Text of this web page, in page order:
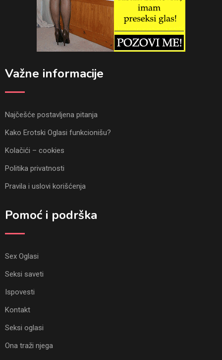
Važne informacije
Najčešće postavljena pitanja
Kako Erotski Oglasi funkcionišu?
Kolačići – cookies
Politika privatnosti
Pravila i uslovi korišćenja
Pomoć i podrška
Sex Oglasi
Seksi saveti
Ispovesti
Kontakt
Seksi oglasi
Ona traži njega